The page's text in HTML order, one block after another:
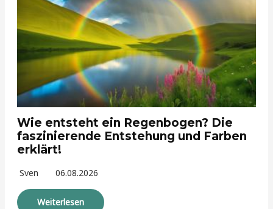
Wie entsteht ein Regenbogen? Die
faszinierende Entstehung und Farben
erklärt!
Sven 06.08.2026
Weiterlesen